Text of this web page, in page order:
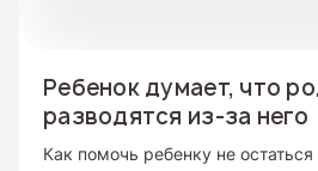
Ребенок думает, что
разводятся из-за него
Как помочь ребенку не